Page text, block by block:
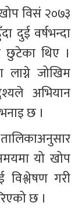
विसं २०७३
दुई वर्षभन्दा
छुटेका थिए ।
लाग्ने जोखिम
अभियान
छ ।
यो खोप
गरी
छ ।